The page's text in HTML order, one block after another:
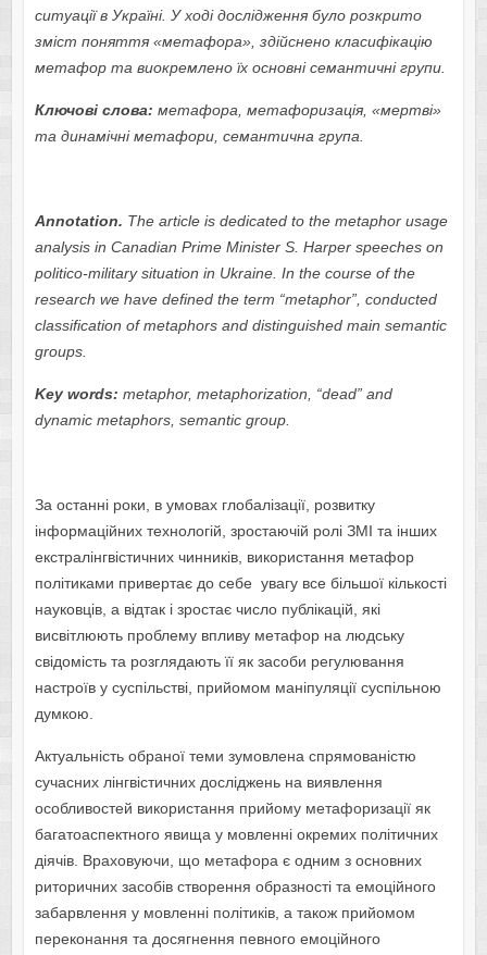
ситуації в Україні. У ході дослідження було розкрито
зміст поняття «метафора», здійснено класифікацію
метафор та виокремлено їх основні семантичні групи.
Ключові слова: метафора, метафоризація, «мертві»
та динамічні метафори, семантична група.
Annotation. The article is dedicated to the metaphor usage
analysis in Canadian Prime Minister S. Harper speeches on
politico-military situation in Ukraine. In the course of the
research we have defined the term “metaphor”, conducted
classification of metaphors and distinguished main semantic
groups.
Key words: metaphor, metaphorization, “dead” and
dynamic metaphors, semantic group.
За останні роки, в умовах глобалізації, розвитку
інформаційних технологій, зростаючій ролі ЗМІ та інших
екстралінгвістичних чинників, використання метафор
політиками привертає до себе увагу все більшої кількості
науковців, а відтак і зростає число публікацій, які
висвітлюють проблему впливу метафор на людську
свідомість та розглядають її як засоби регулювання
настроїв у суспільстві, прийомом маніпуляції суспільною
думкою.
Актуальність обраної теми зумовлена спрямованістю
сучасних лінгвістичних досліджень на виявлення
особливостей використання прийому метафоризації як
багатоаспектного явища у мовленні окремих політичних
діячів. Враховуючи, що метафора є одним з основних
риторичних засобів створення образності та емоційного
забарвлення у мовленні політиків, а також прийомом
переконання та досягнення певного емоційного